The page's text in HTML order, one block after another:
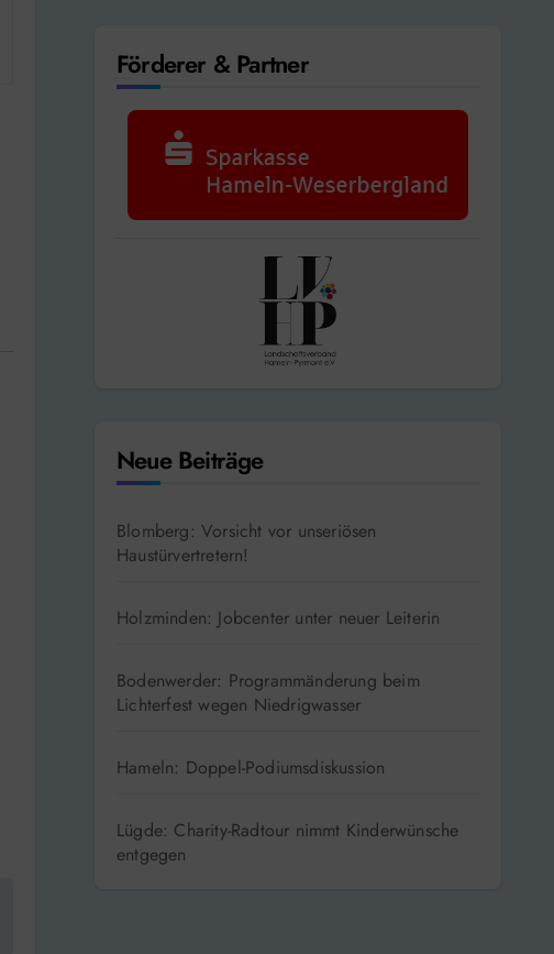
Förderer & Partner
Neue Beiträge
Blomberg: Vorsicht vor unseriösen
Haustürvertretern!
Holzminden: Jobcenter unter neuer Leiterin
Bodenwerder: Programmänderung beim
Lichterfest wegen Niedrigwasser
Hameln: Doppel-Podiumsdiskussion
Lügde: Charity-Radtour nimmt Kinderwünsche
entgegen